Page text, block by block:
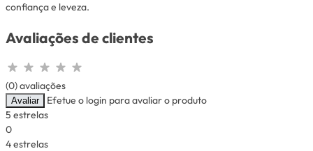
confiança e leveza.
Avaliações de clientes
(0) avaliações
Avaliar
Efetue o login para avaliar o produto
5 estrelas
0
4 estrelas